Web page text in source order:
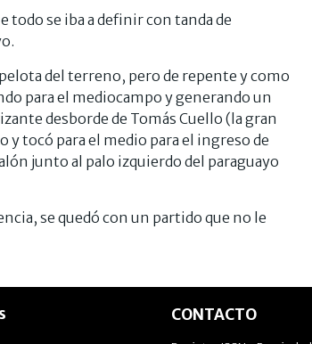
todo se iba a definir con tanda de
del terreno, pero de repente y como
para el mediocampo y generando un
desborde de Tomás Cuello (la gran
y tocó para el medio para el ingreso de
junto al palo izquierdo del paraguayo
se quedó con un partido que no le
CONTACTO